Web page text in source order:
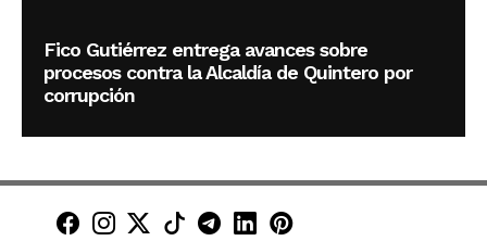
Fico Gutiérrez entrega avances sobre
procesos contra la Alcaldía de Quintero por
corrupción
Minuto30 en Facebook
Minuto30 en Instagram
Minuto30 en X (Twitter)
Minuto30 en TikTok
Canal de Minuto30 en
Minuto30 en LinkedIn
Minuto30 en